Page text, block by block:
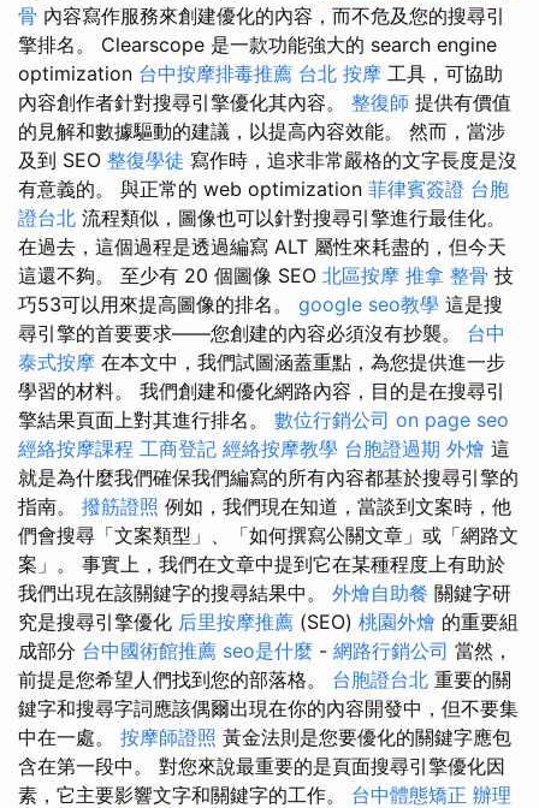
骨 內容寫作服務來創建優化的內容，而不危及您的搜尋引
擎排名。 Clearscope 是一款功能強大的 search engine
optimization 台中按摩排毒推薦 台北 按摩 工具，可協助
內容創作者針對搜尋引擎優化其內容。 整復師 提供有價值
的見解和數據驅動的建議，以提高內容效能。 然而，當涉
及到 SEO 整復學徒 寫作時，追求非常嚴格的文字長度是沒
有意義的。 與正常的 web optimization 菲律賓簽證 台胞
證台北 流程類似，圖像也可以針對搜尋引擎進行最佳化。
在過去，這個過程是透過編寫 ALT 屬性來耗盡的，但今天
這還不夠。 至少有 20 個圖像 SEO 北區按摩 推拿 整骨 技
巧53可以用來提高圖像的排名。 google seo教學 這是搜
尋引擎的首要要求——您創建的內容必須沒有抄襲。 台中
泰式按摩 在本文中，我們試圖涵蓋重點，為您提供進一步
學習的材料。 我們創建和優化網路內容，目的是在搜尋引
擎結果頁面上對其進行排名。 數位行銷公司 on page seo
經絡按摩課程 工商登記 經絡按摩教學 台胞證過期 外燴 這
就是為什麼我們確保我們編寫的所有內容都基於搜尋引擎的
指南。 撥筋證照 例如，我們現在知道，當談到文案時，他
們會搜尋「文案類型」、「如何撰寫公關文章」或「網路文
案」。 事實上，我們在文章中提到它在某種程度上有助於
我們出現在該關鍵字的搜尋結果中。 外燴自助餐 關鍵字研
究是搜尋引擎優化 后里按摩推薦 (SEO) 桃園外燴 的重要組
成部分 台中國術館推薦 seo是什麼 - 網路行銷公司 當然，
前提是您希望人們找到您的部落格。 台胞證台北 重要的關
鍵字和搜尋字詞應該偶爾出現在你的內容開發中，但不要集
中在一處。 按摩師證照 黃金法則是您要優化的關鍵字應包
含在第一段中。 對您來說最重要的是頁面搜尋引擎優化因
素，它主要影響文字和關鍵字的工作。 台中體態矯正 辦理